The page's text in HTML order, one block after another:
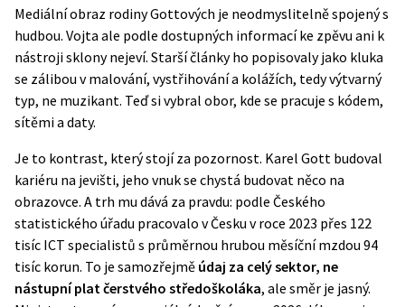
Mediální obraz rodiny Gottových je neodmyslitelně spojený s
hudbou. Vojta ale podle dostupných informací ke zpěvu ani k
nástroji sklony nejeví. Starší články ho popisovaly jako kluka
se zálibou v malování, vystřihování a kolážích, tedy výtvarný
typ, ne muzikant. Teď si vybral obor, kde se pracuje s kódem,
sítěmi a daty.
Je to kontrast, který stojí za pozornost. Karel Gott budoval
kariéru na jevišti, jeho vnuk se chystá budovat něco na
obrazovce. A trh mu dává za pravdu: podle Českého
statistického úřadu pracovalo v Česku v roce 2023 přes 122
tisíc ICT specialistů s průměrnou hrubou měsíční mzdou 94
tisíc korun. To je samozřejmě údaj za celý sektor, ne
nástupní plat čerstvého středoškoláka, ale směr je jasný.